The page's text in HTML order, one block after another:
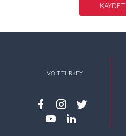
KAYDET
VOIT TURKEY
Facebook
instagram
twitter